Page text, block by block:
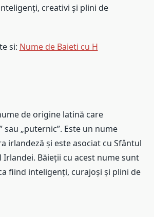
creativi și plini de
si: Nume de Baieti cu H
de origine latină care
sau „puternic”. Este un nume
irlandeză și este asociat cu Sfântul
Băieții cu acest nume sunt
fiind inteligenți, curajoși și plini de